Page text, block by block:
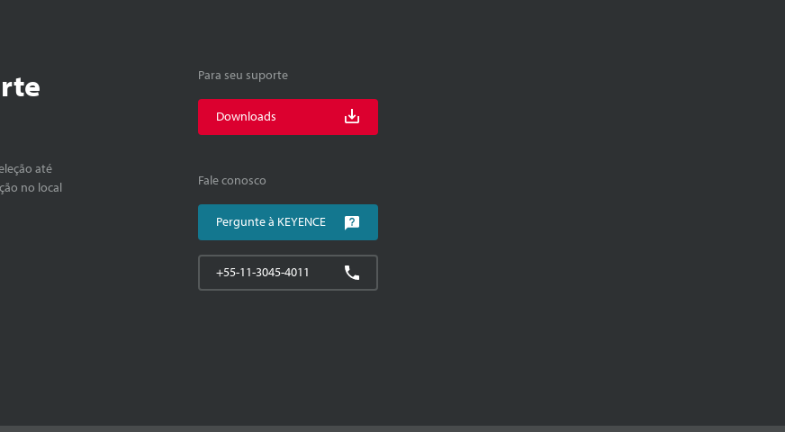
até
no local
Para seu suporte
Downloads
Fale conosco
Pergunte à KEYENCE
+55-11-3045-4011